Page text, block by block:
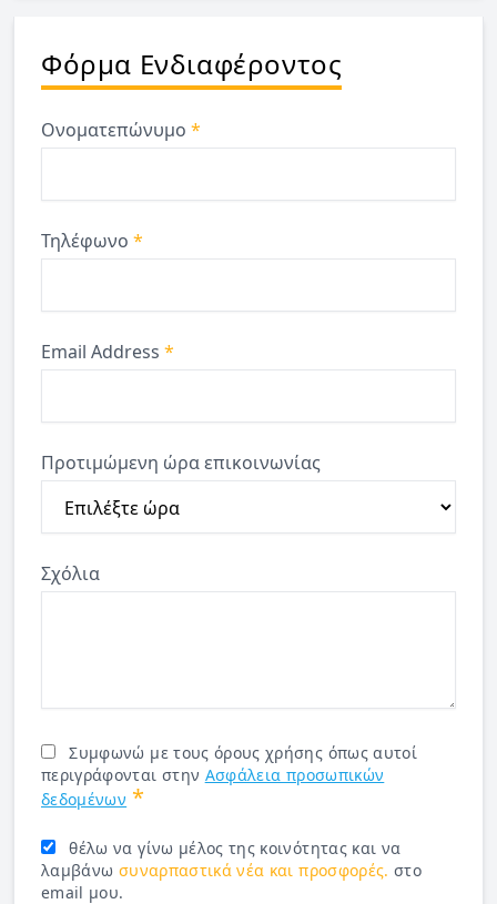
Φόρμα Ενδιαφέροντος
Ονοματεπώνυμο *
Τηλέφωνο *
Email Address *
Προτιμώμενη ώρα επικοινωνίας
Σχόλια
Συμφωνώ με τους όρους χρήσης όπως αυτοί
περιγράφονται στην Ασφάλεια προσωπικών
δεδομένων *
θέλω να γίνω μέλος της κοινότητας και να
λαμβάνω συναρπαστικά νέα και προσφορές. στο
email μου.